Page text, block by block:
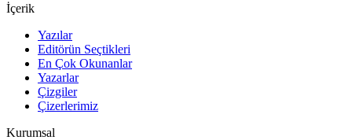
İçerik
Yazılar
Editörün Seçtikleri
En Çok Okunanlar
Yazarlar
Çizgiler
Çizerlerimiz
Kurumsal